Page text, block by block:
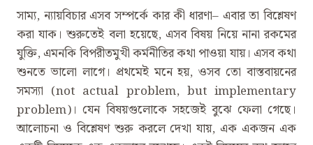
সাম্য, ন্যায়বিচার এসব সম্পর্কে কার কী ধারণা– এবার তা বিশ্লেষণ
করা যাক। শুরুতেই বলা হয়েছে, এসব বিষয় নিয়ে নানা রকমের
যুক্তি, এমনকি বিপরীতমুখী কর্মনীতির কথা পাওয়া যায়। এসব কথা
শুনতে ভালো লাগে। প্রথমেই মনে হয়, ওসব তো বাস্তবায়নের
সমস্যা (not actual problem, but implementary
problem)। যেন বিষয়গুলোকে সহজেই বুঝে ফেলা গেছে।
আলোচনা ও বিশ্লেষণ শুরু করলে দেখা যায়, এক একজন এক